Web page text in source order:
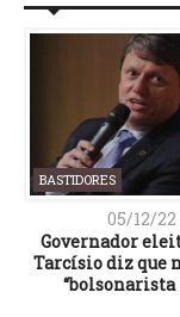
BASTIDORES
05/12/22
Governador
Tarcísio diz que
“bolsonarista